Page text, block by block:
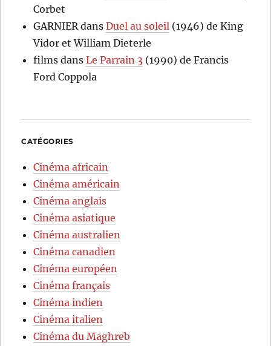
Corbet
GARNIER dansDuel au soleil (1946) de King
Vidor et William Dieterle
films dansLe Parrain 3 (1990) de Francis
Ford Coppola
CATÉGORIES
Cinéma africain
Cinéma américain
Cinéma anglais
Cinéma asiatique
Cinéma australien
Cinéma canadien
Cinéma européen
Cinéma français
Cinéma indien
Cinéma italien
Cinéma du Maghreb